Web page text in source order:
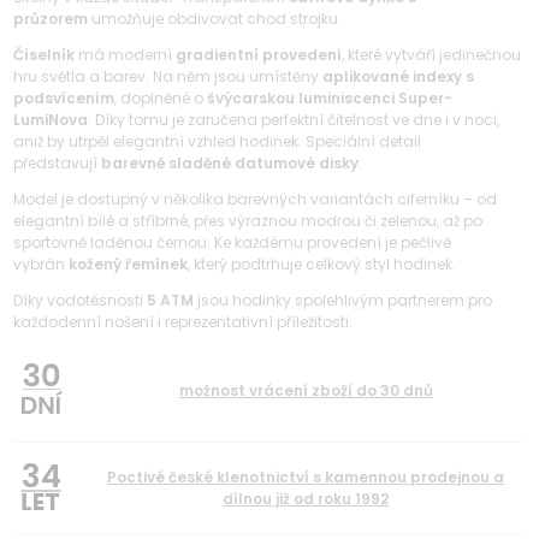
průzorem umožňuje obdivovat chod strojku.
Číselník má moderní gradientní provedení, které vytváří jedinečnou
hru světla a barev. Na něm jsou umístěny aplikované indexy s
podsvícením, doplněné o švýcarskou luminiscenci Super-
LumiNova. Díky tomu je zaručena perfektní čitelnost ve dne i v noci,
aniž by utrpěl elegantní vzhled hodinek. Speciální detail
představují barevně sladěné datumové disky.
Model je dostupný v několika barevných variantách ciferníku – od
elegantní bílé a stříbrné, přes výraznou modrou či zelenou, až po
sportovně laděnou černou. Ke každému provedení je pečlivě
vybrán kožený řemínek, který podtrhuje celkový styl hodinek.
Díky vodotěsnosti 5 ATM jsou hodinky spolehlivým partnerem pro
každodenní nošení i reprezentativní příležitosti.
možnost vrácení zboží do 30 dnů
34
Poctivé české klenotnictví s kamennou prodejnou a
dílnou již od roku 1992